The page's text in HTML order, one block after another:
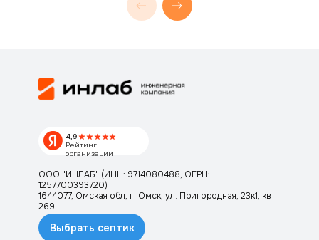
5.0
Выбрать септик
Рейтинг
организации
4,9
ООО "ИНЛАБ" (ИНН: 9714080488, ОГРН:
1257700393720)
1644077, Омская обл, г. Омск, ул. Пригородная, 23к1, кв
269